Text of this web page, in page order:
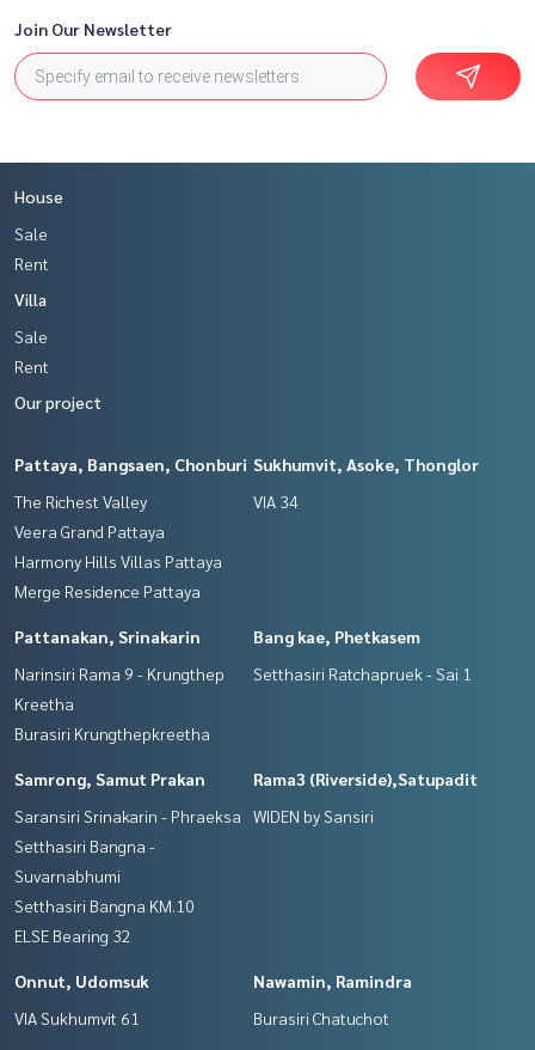
Join Our Newsletter
House
Sale
Rent
Villa
Sale
Rent
Our project
Pattaya, Bangsaen, Chonburi
The Richest Valley
Veera Grand Pattaya
Harmony Hills Villas Pattaya
Merge Residence Pattaya
Sukhumvit, Asoke, Thonglor
VIA 34
Pattanakan, Srinakarin
Narinsiri Rama 9 - Krungthep
Kreetha
Burasiri Krungthepkreetha
Bang kae, Phetkasem
Setthasiri Ratchapruek - Sai 1
Samrong, Samut Prakan
Saransiri Srinakarin - Phraeksa
Setthasiri Bangna -
Suvarnabhumi
Setthasiri Bangna KM.10
ELSE Bearing 32
Rama3 (Riverside),Satupadit
WIDEN by Sansiri
Onnut, Udomsuk
VIA Sukhumvit 61
Nawamin, Ramindra
Burasiri Chatuchot